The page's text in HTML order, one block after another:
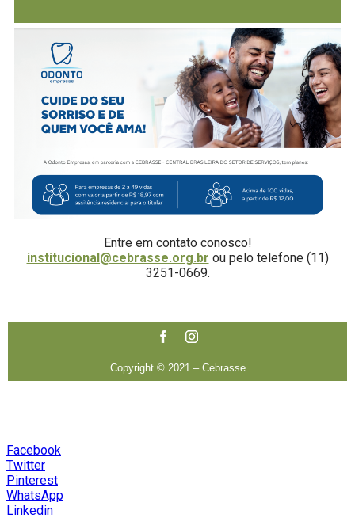
Entre em contato conosco!
institucional@cebrasse.org.br ou pelo telefone (11)
3251-0669.
Copyright © 2021 – Cebrasse
Facebook
Twitter
Pinterest
WhatsApp
Linkedin